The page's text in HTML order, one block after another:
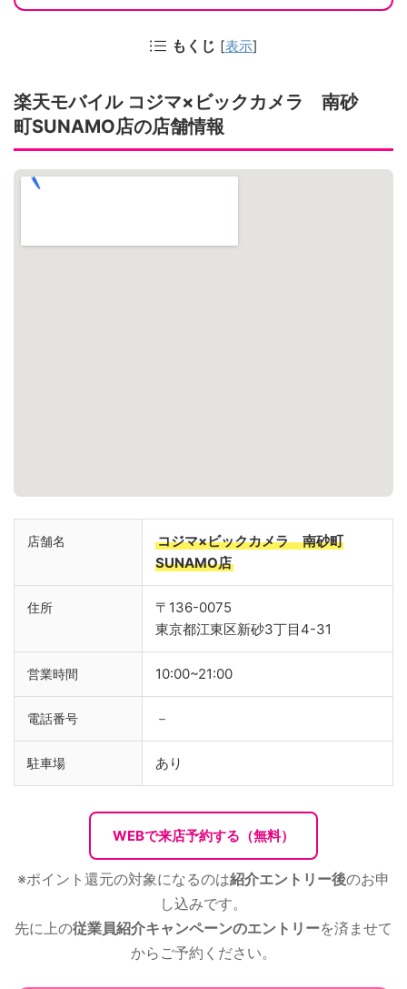
もくじ [表示]
楽天モバイル コジマ×ビックカメラ 南砂
町SUNAMO店の店舗情報
店舗名
コジマ×ビックカメラ 南砂町
SUNAMO店
住所
〒136-0075
東京都江東区新砂3丁目4-31
営業時間 10:00~21:00
電話番号 －
駐車場 あり
WEBで来店予約する（無料）
※ポイント還元の対象になるのは紹介エントリー後のお申
し込みです。
先に上の従業員紹介キャンペーンのエントリーを済ませて
からご予約ください。